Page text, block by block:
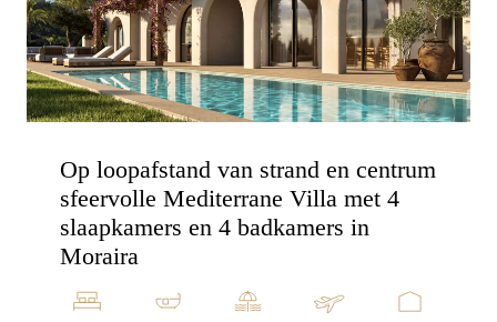
Op loopafstand van strand en centrum
sfeervolle Mediterrane Villa met 4
slaapkamers en 4 badkamers in
Moraira